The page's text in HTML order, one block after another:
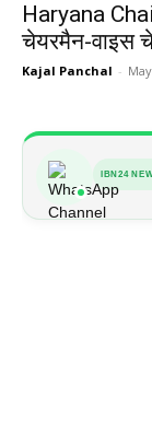
Haryana
चेयरमैन-वाइस
Kajal Panchal -
IBN24